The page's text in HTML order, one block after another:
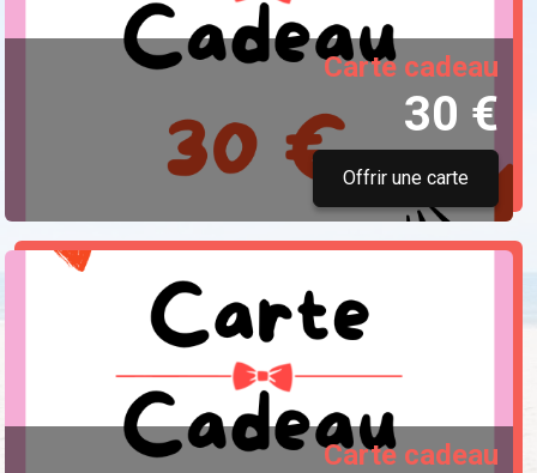
Carte cadeau
30 €
Offrir une carte
Carte cadeau